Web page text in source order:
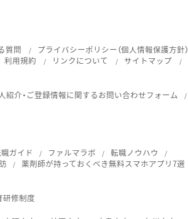
質問
プライバシーポリシー（個人情報保護方針）
利用規約 リンクについて
サイトマップ
紹介・ご登録情報に関するお問い合わせフォーム
ガイド ファルマラボ
転職ノウハウ
薬剤師が持っておくべき無料スマホアプリ7選
研修制度